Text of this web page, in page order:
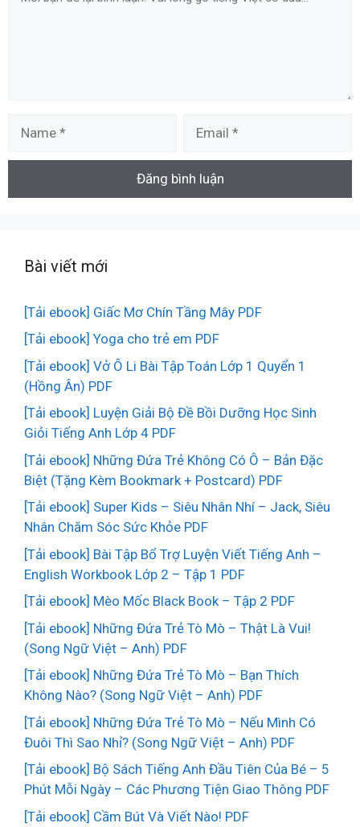
Bài viết mới
[Tải ebook] Giấc Mơ Chín Tầng Mây PDF
[Tải ebook] Yoga cho trẻ em PDF
[Tải ebook] Vở Ô Li Bài Tập Toán Lớp 1 Quyển 1
(Hồng Ân) PDF
[Tải ebook] Luyện Giải Bộ Đề Bồi Dưỡng Học Sinh
Giỏi Tiếng Anh Lớp 4 PDF
[Tải ebook] Những Đứa Trẻ Không Có Ô – Bản Đặc
Biệt (Tặng Kèm Bookmark + Postcard) PDF
[Tải ebook] Super Kids – Siêu Nhân Nhí – Jack, Siêu
Nhân Chăm Sóc Sức Khỏe PDF
[Tải ebook] Bài Tập Bổ Trợ Luyện Viết Tiếng Anh –
English Workbook Lớp 2 – Tập 1 PDF
[Tải ebook] Mèo Mốc Black Book – Tập 2 PDF
[Tải ebook] Những Đứa Trẻ Tò Mò – Thật Là Vui!
(Song Ngữ Việt – Anh) PDF
[Tải ebook] Những Đứa Trẻ Tò Mò – Bạn Thích
Không Nào? (Song Ngữ Việt – Anh) PDF
[Tải ebook] Những Đứa Trẻ Tò Mò – Nếu Mình Có
Đuôi Thì Sao Nhỉ? (Song Ngữ Việt – Anh) PDF
[Tải ebook] Bộ Sách Tiếng Anh Đầu Tiên Của Bé – 5
Phút Mỗi Ngày – Các Phương Tiện Giao Thông PDF
[Tải ebook] Cầm Bút Và Viết Nào! PDF